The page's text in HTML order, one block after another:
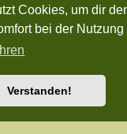
Cookies, um dir
bei der Nutzung
Verstanden!
by Joyce&LunaphpBB-Style-